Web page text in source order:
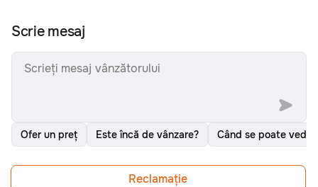
Scrie mesaj
Ofer un preț Este încă de vânzare? Când se poate
Reclamațiе